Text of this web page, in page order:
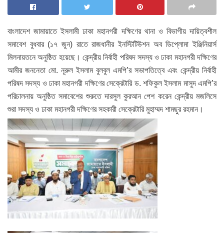
বাংলাদেশ জামায়াতে ইসলামী ঢাকা মহানগরী দক্ষিণের থানা ও বিভাগীয় দায়িত্বশীল
সমাবেশ বুধবার (১৭ জুন) রাতে রাজধানীর ইনস্টিটিউশন অব ডিপ্লোমা ইঞ্জিনিয়ার্স
মিলনায়তনে অনুষ্ঠিত হয়েছে। কেন্দ্রীয় নির্বাহী পরিষদ সদস্য ও ঢাকা মহানগরী দক্ষিণের
আমীর জননেতা মো. নূরুল ইসলাম বুলবুল এমপি’র সভাপতিত্বে এবং কেন্দ্রীয় নির্বাহী
পরিষদ সদস্য ও ঢাকা মহানগরী দক্ষিণের সেক্রেটারি ড. শফিকুল ইসলাম মাসুদ এমপি’র
পরিচালনায় অনুষ্ঠিত সমাবেশের শুরুতে দারসুল কুরআন পেশ করেন কেন্দ্রীয় মজলিসে
শুরা সদস্য ও ঢাকা মহানগরী দক্ষিণের সহকারী সেক্রেটারি মুহাম্মদ শামছুর রহমান।